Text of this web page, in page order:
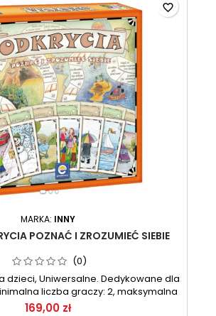
MARKA: INNY
POZNAĆ I ZROZUMIEĆ SIEBIE
(0)
dzieci, Uniwersalne. Dedykowane dla
liczba graczy: 2, maksymalna
czas zabawy: Do 2 godzin
169,00 zł
favorite_border